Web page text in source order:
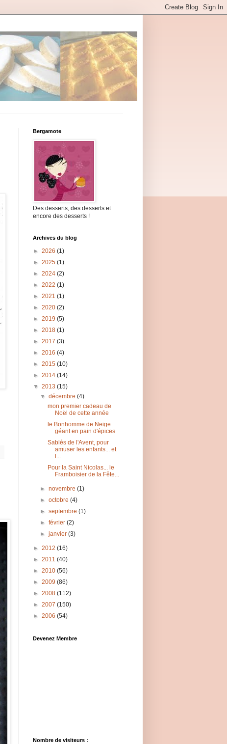
Bergamote
Des desserts, des desserts et
encore des desserts !
Archives du blog
► 2026 (1)
► 2025 (1)
► 2024 (2)
► 2022 (1)
► 2021 (1)
► 2020 (2)
► 2019 (5)
► 2018 (1)
► 2017 (3)
► 2016 (4)
► 2015 (10)
► 2014 (14)
▼ 2013 (15)
▼décembre(4)
mon premier cadeau de
Noël de cette année
le Bonhomme de Neige
géant en pain d'épices
Sablés de l'Avent, pour
amuser les enfants... et
l...
Pour la Saint Nicolas... le
Framboisier de la Fête...
►novembre(1)
►octobre(4)
►septembre(1)
►février(2)
►janvier(3)
► 2012 (16)
► 2011 (40)
► 2010 (56)
► 2009 (86)
► 2008 (112)
► 2007 (150)
► 2006 (54)
Devenez Membre
Nombre de visiteurs :